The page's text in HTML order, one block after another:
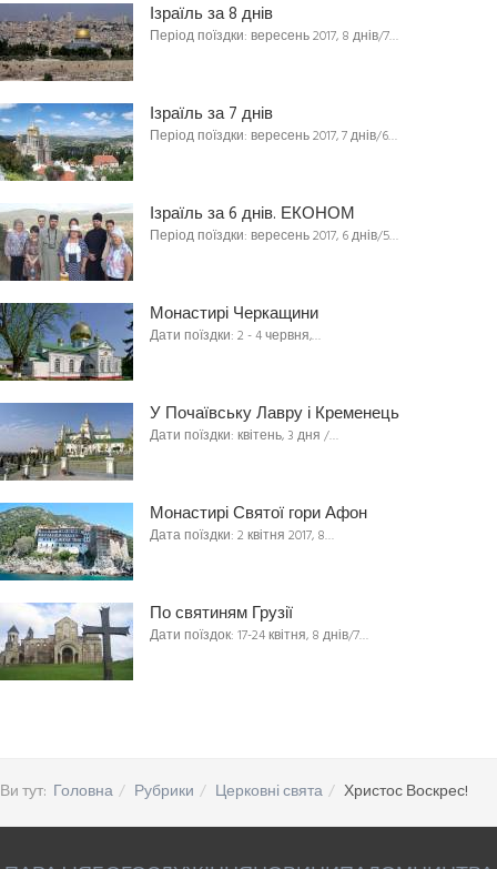
Ізраїль за 8 днів
Період поїздки: вересень 2017, 8 днів/7…
Ізраїль за 7 днів
Період поїздки: вересень 2017, 7 днів/6…
Ізраїль за 6 днів. ЕКОНОМ
Період поїздки: вересень 2017, 6 днів/5…
Монастирі Черкащини
Дати поїздки: 2 - 4 червня,…
У Почаївську Лавру і Кременець
Дати поїздки: квітень, 3 дня /…
Монастирі Святої гори Афон
Дата поїздки: 2 квітня 2017, 8…
По святиням Грузії
Дати поїздок: 17-24 квітня, 8 днів/7…
Ви тут: Головна Рубрики Церковні свята Христос Воскрес!